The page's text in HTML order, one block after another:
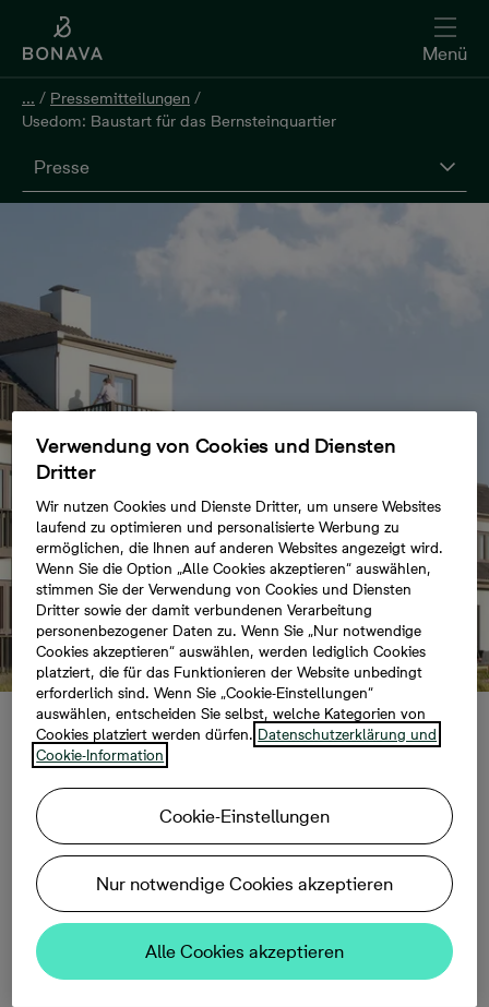
Menü
... / Pressemitteilungen /
Usedom: Baustart für das Bernsteinquartier
Presse
Usedom: Baustart für
das Bernsteinquartier
02.12.2020, 10:06
Bonava plant 71 Ferienwohnungen und 19
Verwendung von Cookies und Diensten
Dritter
Wir nutzen Cookies und Dienste Dritter, um unsere Websites
laufend zu optimieren und personalisierte Werbung zu
ermöglichen, die Ihnen auf anderen Websites angezeigt wird.
Wenn Sie die Option „Alle Cookies akzeptieren“ auswählen,
stimmen Sie der Verwendung von Cookies und Diensten
Dritter sowie der damit verbundenen Verarbeitung
personenbezogener Daten zu. Wenn Sie „Nur notwendige
Cookies akzeptieren“ auswählen, werden lediglich Cookies
platziert, die für das Funktionieren der Website unbedingt
erforderlich sind. Wenn Sie „Cookie-Einstellungen“
auswählen, entscheiden Sie selbst, welche Kategorien von
Cookies platziert werden dürfen. Datenschutzerklärung und
Cookie-Information
Cookie-Einstellungen
Nur notwendige Cookies akzeptieren
Alle Cookies akzeptieren